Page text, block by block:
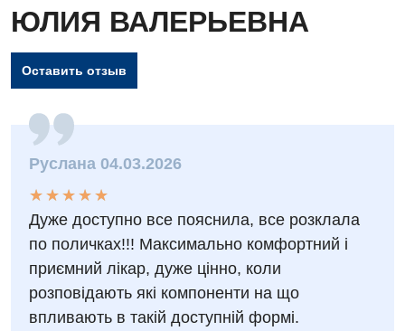
ЮЛИЯ ВАЛЕРЬЕВНА
Оставить отзыв
Руслана 04.03.2026
★
★
★
★
★
★ ★ ★ ★ ★
Дуже доступно все пояснила, все розклала
по поличках!!! Максимально комфортний і
приємний лікар, дуже цінно, коли
розповідають які компоненти на що
впливають в такій доступній формі.